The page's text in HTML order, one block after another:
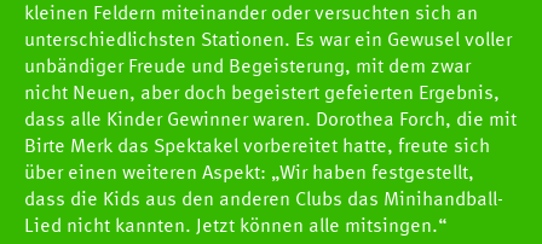
kleinen Feldern miteinander oder versuchten sich an
unterschiedlichsten Stationen. Es war ein Gewusel voller
unbändiger Freude und Begeisterung, mit dem zwar
nicht Neuen, aber doch begeistert gefeierten Ergebnis,
dass alle Kinder Gewinner waren. Dorothea Forch, die mit
Birte Merk das Spektakel vorbereitet hatte, freute sich
über einen weiteren Aspekt: „Wir haben festgestellt,
dass die Kids aus den anderen Clubs das Minihandball-
Lied nicht kannten. Jetzt können alle mitsingen.“